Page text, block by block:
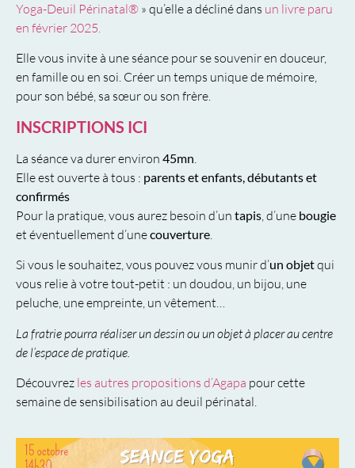
Yoga-Deuil Périnatal® » qu’elle a décliné dans un livre paru
en février 2025.
Elle vous invite à une séance pour se souvenir en douceur,
en famille ou en soi. Créer un temps unique de mémoire,
pour son bébé, sa sœur ou son frère.
INSCRIPTIONS ICI
La séance va durer environ 45mn
Elle est ouverte à tous : parents et enfants, débutants et
confirmés
Pour la pratique, vous aurez besoin d’un tapis , d’une bougie
et éventuellement d’unecouverture
Si vous le souhaitez, vous pouvez vous munir d’un objetqui
vous relie à votre tout-petit : un doudou, un bijou, une
peluche, une empreinte, un vêtement…
La fratrie pourra réaliser un dessin ou un objet à placer au centre
de l’espace de pratique.
Découvrez les autres propositions d’Agapa pour cette
semaine de sensibilisation au deuil périnatal.